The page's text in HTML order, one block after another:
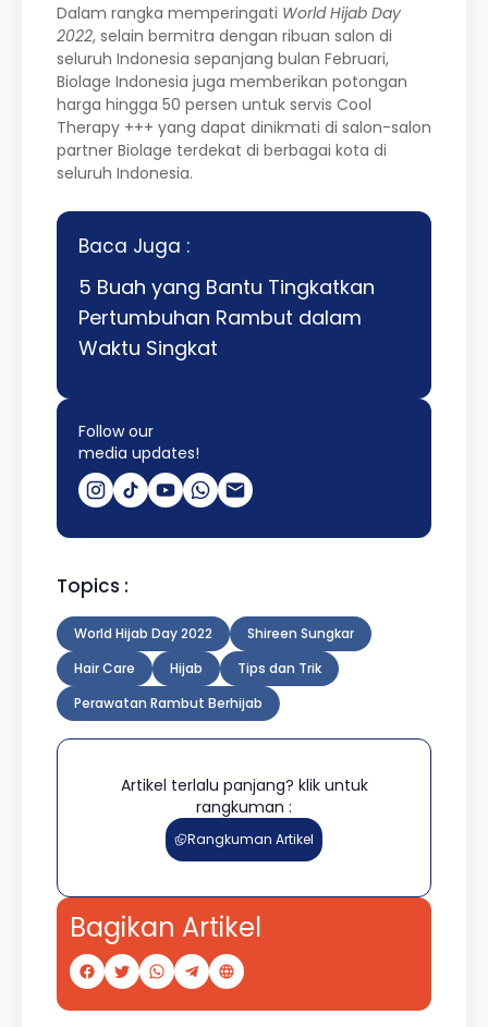
Dalam rangka memperingati World Hijab Day
2022, selain bermitra dengan ribuan salon di
seluruh Indonesia sepanjang bulan Februari,
Biolage Indonesia juga memberikan potongan
harga hingga 50 persen untuk servis Cool
Therapy +++ yang dapat dinikmati di salon-salon
partner Biolage terdekat di berbagai kota di
seluruh Indonesia.
Baca Juga :
5 Buah yang Bantu Tingkatkan
Pertumbuhan Rambut dalam
Waktu Singkat
Follow our
media updates!
Topics :
World Hijab Day 2022
Shireen Sungkar
Hair Care
Hijab
Tips dan Trik
Perawatan Rambut Berhijab
Artikel terlalu panjang? klik untuk
rangkuman :
Rangkuman Artikel
Bagikan Artikel